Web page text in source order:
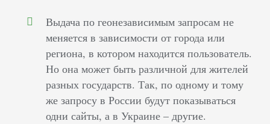
Выдача по геонезависимым запросам не
меняется в зависимости от города или
региона, в котором находится пользователь.
Но она может быть различной для жителей
разных государств. Так, по одному и тому
же запросу в России будут показываться
одни сайты, а в Украине – другие.